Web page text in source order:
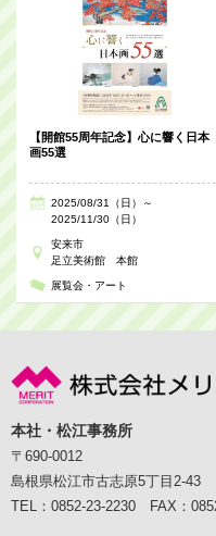
【開館55周年記念】心に響く日本
画55選
2025/08/31（日）～
2025/11/30（日）
安来市
足立美術館 本館
展覧会・アート
本社・松江事務所
〒690-0012
島根県松江市古志原5丁目2-43
TEL：0852-23-2230 FAX：